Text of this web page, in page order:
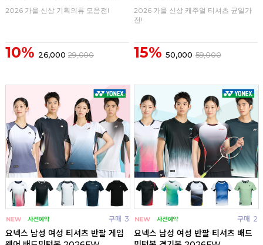
2026 가을 신상 기획의류 모음전!
10% 26,000 29,000
2026 가을 신상 캐주얼 티셔츠 균일가
전!
15% 50,000 59,000
구매 3
요넥스 남성 여성 티셔츠 반팔 게임
구매 2
요넥스 남성 여성 반팔 티셔츠 배드